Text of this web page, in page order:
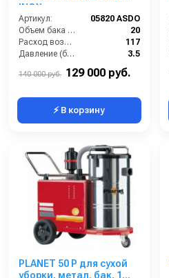
INOX
Артикул:
05820 ASDO
Объем бака (л):
20
Расход воздуха (л/сек):
117
Давление (бар):
3.5
2400
140 000 руб. 129 000 руб.
⚡ В корзину
PLANET 50 P для сухой
уборки, метал. бак, 1